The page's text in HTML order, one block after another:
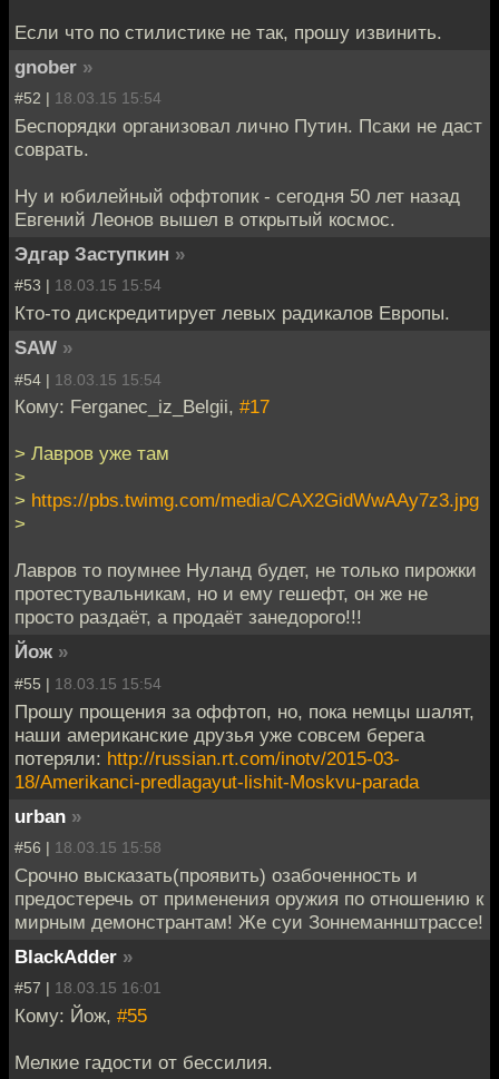
Если что по стилистике не так, прошу извинить.
gnober »
#52 | 18.03.15 15:54
Беспорядки организовал лично Путин. Псаки не даст
соврать.
Ну и юбилейный оффтопик - сегодня 50 лет назад
Евгений Леонов вышел в открытый космос.
Эдгар Заступкин »
#53 | 18.03.15 15:54
Кто-то дискредитирует левых радикалов Европы.
SAW »
#54 | 18.03.15 15:54
Кому: Ferganec_iz_Belgii, #17
> Лавров уже там
>
> https://pbs.twimg.com/media/CAX2GidWwAAy7z3.jpg
>
Лавров то поумнее Нуланд будет, не только пирожки
протестувальникам, но и ему гешефт, он же не
просто раздаёт, а продаёт занедорого!!!
Йож »
#55 | 18.03.15 15:54
Прошу прощения за оффтоп, но, пока немцы шалят,
наши американские друзья уже совсем берега
потеряли: http://russian.rt.com/inotv/2015-03-
18/Amerikanci-predlagayut-lishit-Moskvu-parada
urban »
#56 | 18.03.15 15:58
Срочно высказать(проявить) озабоченность и
предостеречь от применения оружия по отношению к
мирным демонстрантам! Же суи Зоннеманнштрассе!
BlackAdder »
#57 | 18.03.15 16:01
Кому: Йож, #55
Мелкие гадости от бессилия.